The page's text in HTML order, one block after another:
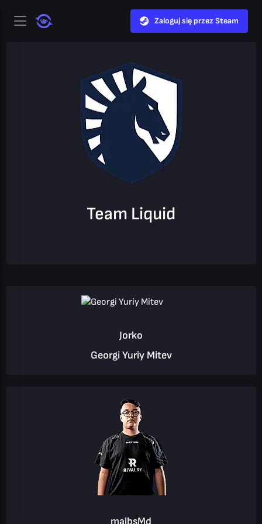
Zaloguj się przez Steam
Team Liquid
Jorko
Georgi Yuriy Mitev
malbsMd